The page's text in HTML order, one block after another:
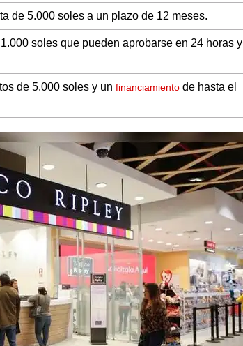
de 5.000 soles a un plazo de 12 meses.
soles que pueden aprobarse en 24 horas y
de 5.000 soles y un financiamiento de hasta el